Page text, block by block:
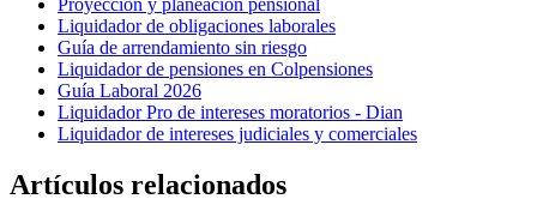
Proyección y planeación pensional
Liquidador de obligaciones laborales
Guía de arrendamiento sin riesgo
Liquidador de pensiones en Colpensiones
Guía Laboral 2026
Liquidador Pro de intereses moratorios - Dian
Liquidador de intereses judiciales y comerciales
Artículos relacionados